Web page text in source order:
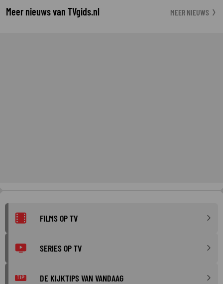
Meer nieuws van TVgids.nl MEER NIEUWS
FILMS OP TV
SERIES OP TV
TIP DE KIJKTIPS VAN VANDAAG